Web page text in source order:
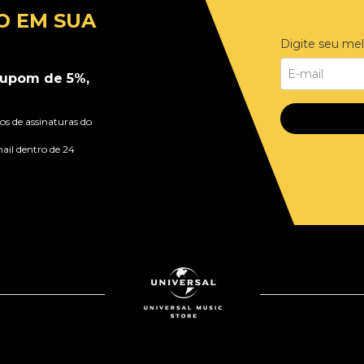
EM SUA
de 5%,
de assinaturas do
dentro de 24
Digite seu